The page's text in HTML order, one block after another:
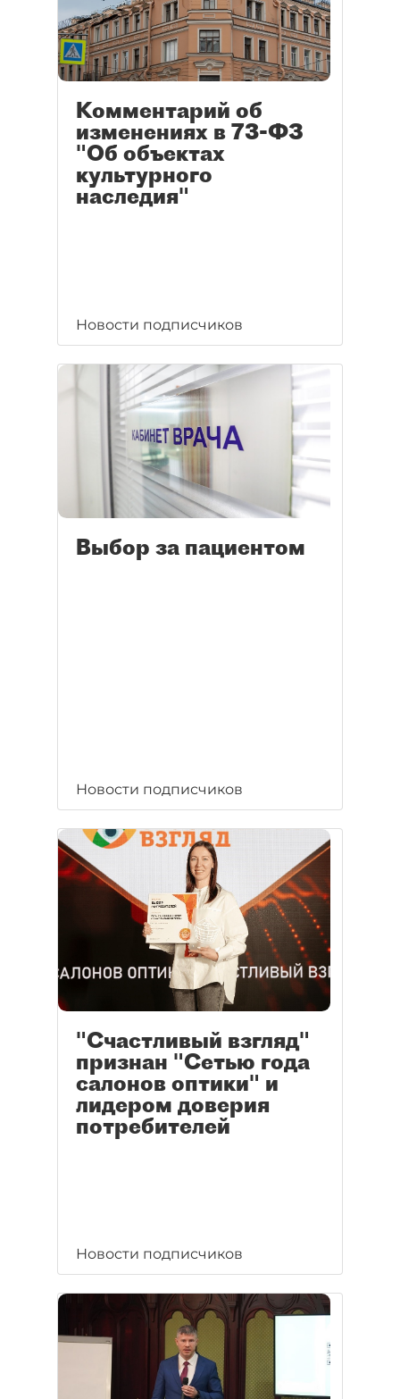
Комментарий об
изменениях в 73-ФЗ
"Об объектах
культурного
наследия"
Новости подписчиков
Выбор за пациентом
Новости подписчиков
"Счастливый взгляд"
признан "Сетью года
салонов оптики" и
лидером доверия
потребителей
Новости подписчиков